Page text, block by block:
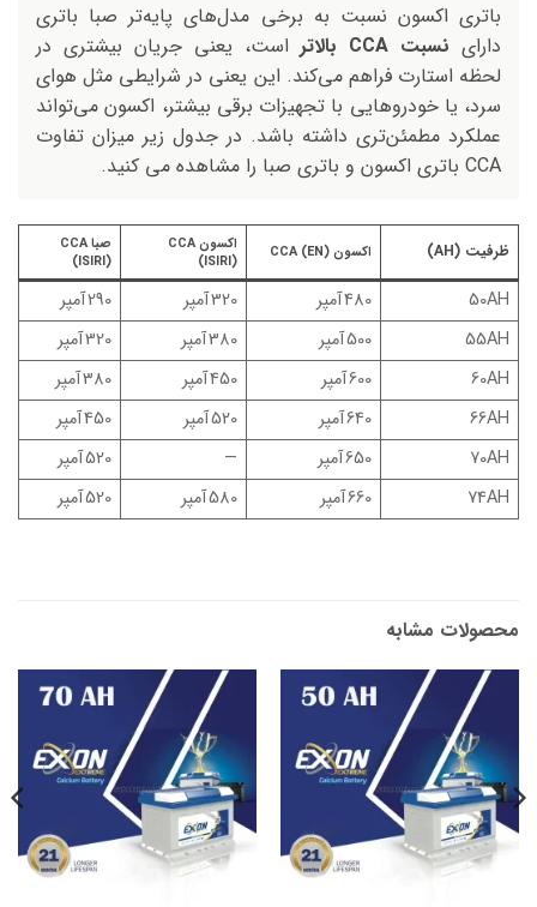
باتری اکسون نسبت به برخی مدل‌های پایه‌تر صبا باتری
دارای نسبت CCA بالاتر
است، یعنی جریان بیشتری در
لحظه استارت فراهم می‌کند. این یعنی در شرایطی مثل هوای
سرد، یا خودروهایی با تجهیزات برقی بیشتر، اکسون می‌تواند
عملکرد مطمئن‌تری داشته باشد. در جدول زیر میزان تفاوت
CCA باتری اکسون و باتری صبا را مشاهده می کنید.
ظرفیت (AH) اکسون CCA (EN)
اکسون CCA
(ISIRI)
صبا CCA
(ISIRI)
50AH 480 آمپر 320 آمپر
290 آمپر
55AH
500 آمپر 380 آمپر
320 آمپر
60AH
600 آمپر 450 آمپر
380 آمپر
66AH
640 آمپر 520 آمپر
450 آمپر
70AH
650 آمپر —
520 آمپر
74AH
660 آمپر 580 آمپر 520 آمپر
محصولات مشابه